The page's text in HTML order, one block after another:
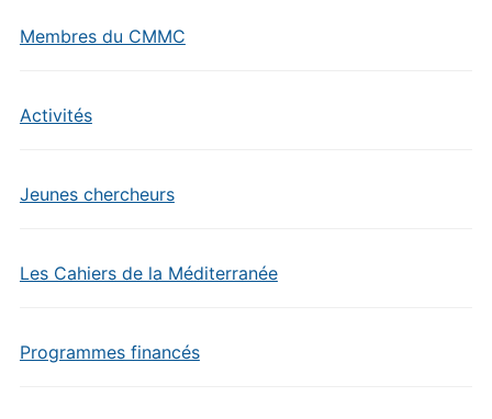
Membres du CMMC
Activités
Jeunes chercheurs
Les Cahiers de la Méditerranée
Programmes financés